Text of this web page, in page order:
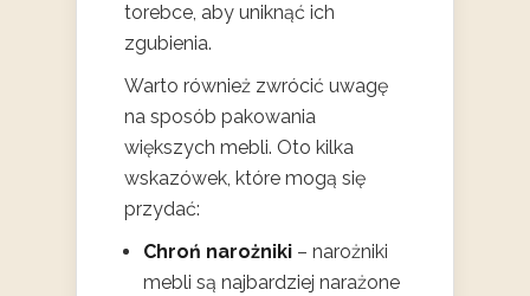
torebce, aby uniknąć ich
zgubienia.
Warto również zwrócić uwagę
na sposób pakowania
większych mebli. Oto kilka
wskazówek, które mogą się
przydać:
Chroń narożniki – narożniki
mebli są najbardziej narażone